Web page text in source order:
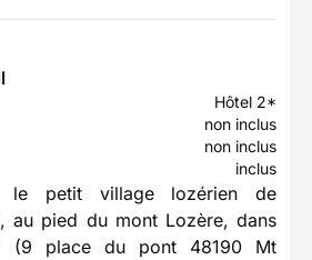
Hôtel 2*
non inclus
non inclus
inclus
le petit village lozérien de
au pied du mont Lozère, dans
(9 place du pont 48190 Mt